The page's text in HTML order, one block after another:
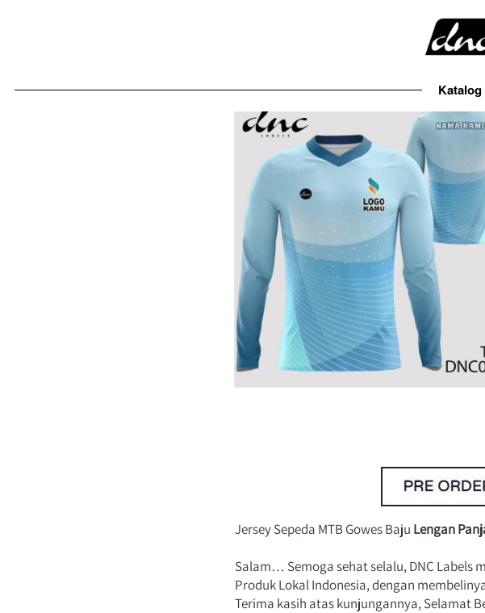
Jersey Sepeda MTB Gowes Baju Lengan
Salam… Semoga sehat selalu, DNC Labels
Produk Lokal Indonesia, dengan
Terima kasih atas kunjungannya, Selamat